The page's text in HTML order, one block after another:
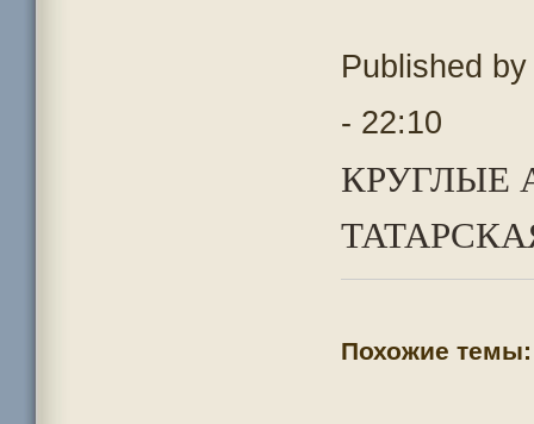
Published
- 22:10
КРУГЛЫЕ
Похожие темы: